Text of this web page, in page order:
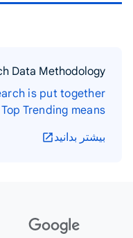
Data Methodology
is put together
Trending means.
بیشتر بدانید